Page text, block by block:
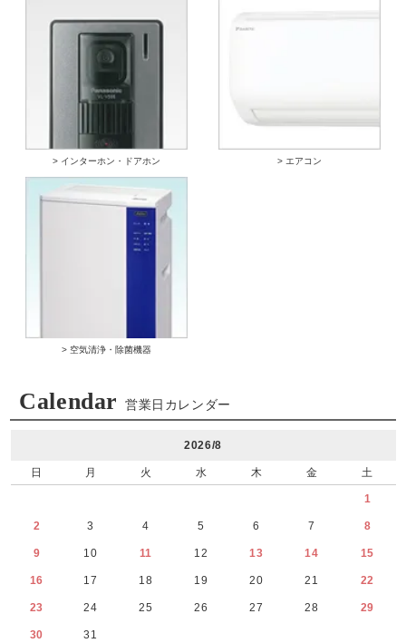
> インターホン・ドアホン > エアコン
> 空気清浄・除菌機器
Calendar 営業日カレンダー
2026/8
日 月 火 水 木 金 土
1
2 3 4 5 6 7 8
9 10 11 12 13 14 15
16 17 18 19 20 21 22
23 24 25 26 27 28 29
30 31